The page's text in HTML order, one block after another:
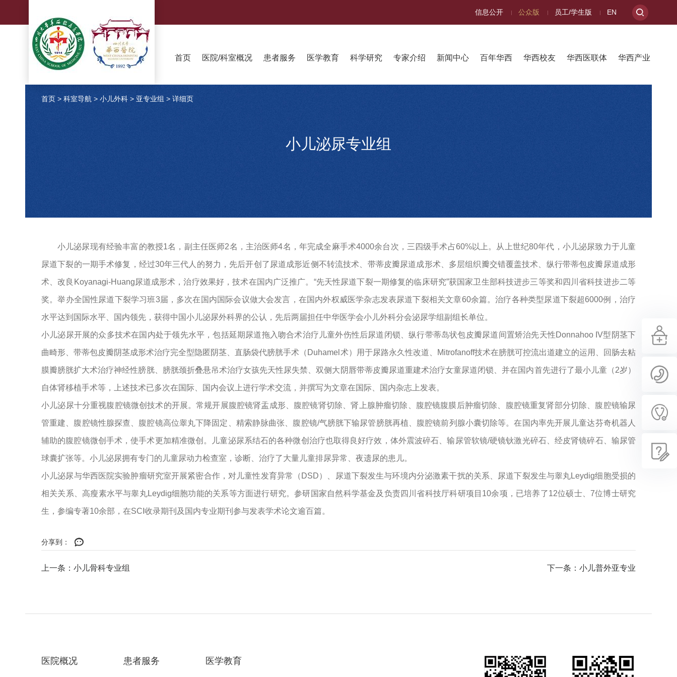
信息公开 公众版 员工/学生版 EN
首页 医院/科室概况 患者服务 医学教育 科学研究 专家介绍 新闻中心 百年华西 华西校友 华西医联体 华西产业
首页 > 科室导航 > 小儿外科 > 亚专业组 > 详细页
小儿泌尿专业组
小儿泌尿现有经验丰富的教授1名，副主任医师2名，主治医师4名，年完成全麻手术4000余台次，三四级手术占60%以上。从上世纪80年代，小儿泌尿致力于儿童
尿道下裂的一期手术修复，经过30年三代人的努力，先后开创了尿道成形近侧不转流技术、带蒂皮瓣尿道成形术、多层组织瓣交错覆盖技术、纵行带蒂包皮瓣尿道成形
术、改良Koyanagi-Huang尿道成形术，治疗效果好，技术在国内广泛推广。“先天性尿道下裂一期修复的临床研究”获国家卫生部科技进步三等奖和四川省科技进步二等
奖。举办全国性尿道下裂学习班3届，多次在国内国际会议做大会发言，在国内外权威医学杂志发表尿道下裂相关文章60余篇。治疗各种类型尿道下裂超6000例，治疗
水平达到国际水平、国内领先，获得中国小儿泌尿外科界的公认，先后两届担任中华医学会小儿外科分会泌尿学组副组长单位。
小儿泌尿开展的众多技术在国内处于领先水平，包括延期尿道拖入吻合术治疗儿童外伤性后尿道闭锁、纵行带蒂岛状包皮瓣尿道间置矫治先天性Donnahoo IV型阴茎下
曲畸形、带蒂包皮瓣阴茎成形术治疗完全型隐匿阴茎、直肠袋代膀胱手术（Duhamel术）用于尿路永久性改道、Mitrofanoff技术在膀胱可控流出道建立的运用、回肠去粘
膜瓣膀胱扩大术治疗神经性膀胱、膀胱颈折叠悬吊术治疗女孩先天性尿失禁、双侧大阴唇带蒂皮瓣尿道重建术治疗女童尿道闭锁、并在国内首先进行了最小儿童（2岁）
自体肾移植手术等，上述技术已多次在国际、国内会议上进行学术交流，并撰写为文章在国际、国内杂志上发表。
小儿泌尿十分重视腹腔镜微创技术的开展。常规开展腹腔镜肾盂成形、腹腔镜肾切除、肾上腺肿瘤切除、腹腔镜腹膜后肿瘤切除、腹腔镜重复肾部分切除、腹腔镜输尿
管重建、腹腔镜性腺探查、腹腔镜高位睾丸下降固定、精索静脉曲张、腹腔镜/气膀胱下输尿管膀胱再植、腹腔镜前列腺小囊切除等。在国内率先开展儿童达芬奇机器人
辅助的腹腔镜微创手术，使手术更加精准微创。儿童泌尿系结石的各种微创治疗也取得良好疗效，体外震波碎石、输尿管软镜/硬镜钬激光碎石、经皮肾镜碎石、输尿管
球囊扩张等。小儿泌尿拥有专门的儿童尿动力检查室，诊断、治疗了大量儿童排尿异常、夜遗尿的患儿。
小儿泌尿与华西医院实验肿瘤研究室开展紧密合作，对儿童性发育异常（DSD）、尿道下裂发生与环境内分泌激素干扰的关系、尿道下裂发生与睾丸Leydig细胞受损的
相关关系、高瘦素水平与睾丸Leydig细胞功能的关系等方面进行研究。参研国家自然科学基金及负责四川省科技厅科研项目10余项，已培养了12位硕士、7位博士研究
生，参编专著10余部，在SCI收录期刊及国内专业期刊参与发表学术论文逾百篇。
分享到：
上一条：小儿骨科专业组 下一条：小儿普外亚专业
医院概况 患者服务 医学教育